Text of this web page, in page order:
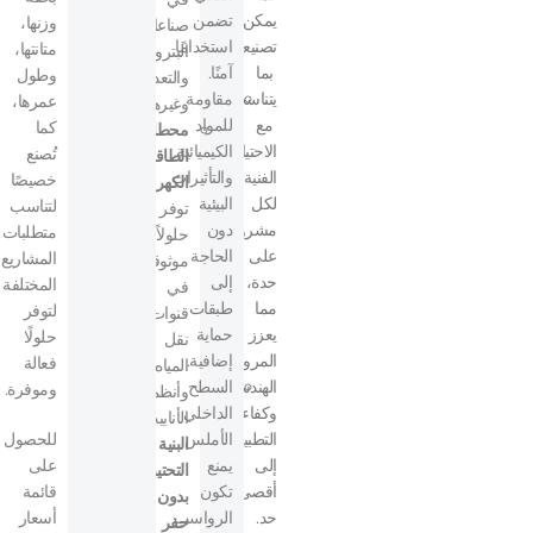
يمكن
تصنيعها
بما
يتناسب
مع
الاحتياجات
الفنية
لكل
مشروع
على
حدة،
مما
يعزز
المرونة
الهندسية
وكفاءة
التطبيق
إلى
أقصى
حد.
تضمن
استخدامًا
آمنًا.
مقاومة
للمواد
الكيميائية
والتأثيرات
البيئية
دون
الحاجة
إلى
طبقات
حماية
إضافية.
السطح
الداخلي
الأملس
يمنع
تكون
الرواسب
صناعات
البتروكيماويات
والتعدين
وغيرها.
محطات
الطاقة
الكهرومائية:
توفر
حلولاً
موثوقة
في
قنوات
نقل
المياه
وأنظمة
الأنابيب.
البنية
التحتية
بدون
حفر
وزنها،
متانتها،
وطول
عمرها،
كما
تُصنع
خصيصًا
لتناسب
متطلبات
المشاريع
المختلفة
لتوفر
حلولًا
فعالة
وموفرة.
للحصول
على
قائمة
أسعار